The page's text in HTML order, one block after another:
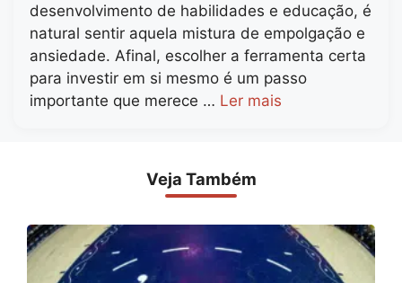
desenvolvimento de habilidades e educação, é
natural sentir aquela mistura de empolgação e
ansiedade. Afinal, escolher a ferramenta certa
para investir em si mesmo é um passo
importante que merece … Ler mais
Veja Também